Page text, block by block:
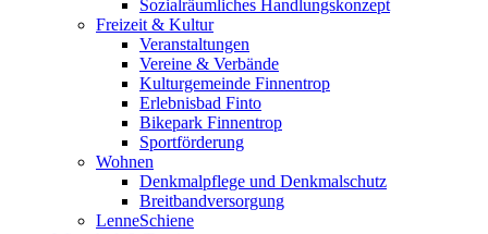
Sozialräumliches Handlungskonzept
Freizeit & Kultur
Veranstaltungen
Vereine & Verbände
Kulturgemeinde Finnentrop
Erlebnisbad Finto
Bikepark Finnentrop
Sportförderung
Wohnen
Denkmalpflege und Denkmalschutz
Breitbandversorgung
LenneSchiene